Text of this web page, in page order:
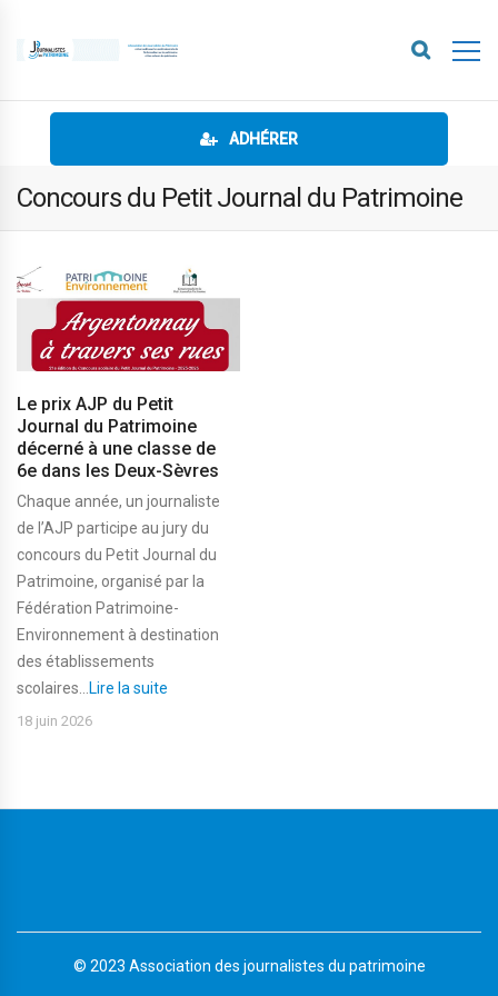
ADHÉRER
Concours du Petit Journal du Patrimoine
Le prix AJP du Petit
Journal du Patrimoine
décerné à une classe de
6e dans les Deux-Sèvres
Chaque année, un journaliste
de l’AJP participe au jury du
concours du Petit Journal du
Patrimoine, organisé par la
Fédération Patrimoine-
Environnement à destination
des établissements
scolaires...
Lire la suite
18 juin 2026
© 2023 Association des journalistes du patrimoine